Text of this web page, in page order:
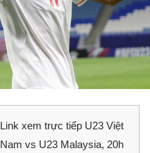
Link xem trực tiếp U23 Việt
Nam vs U23 Malaysia, 20h